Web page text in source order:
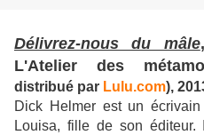
Délivrez-nous du mâle
L'Atelier des
distribué par Lulu.com),
Dick Helmer est un
Louisa, fille de son